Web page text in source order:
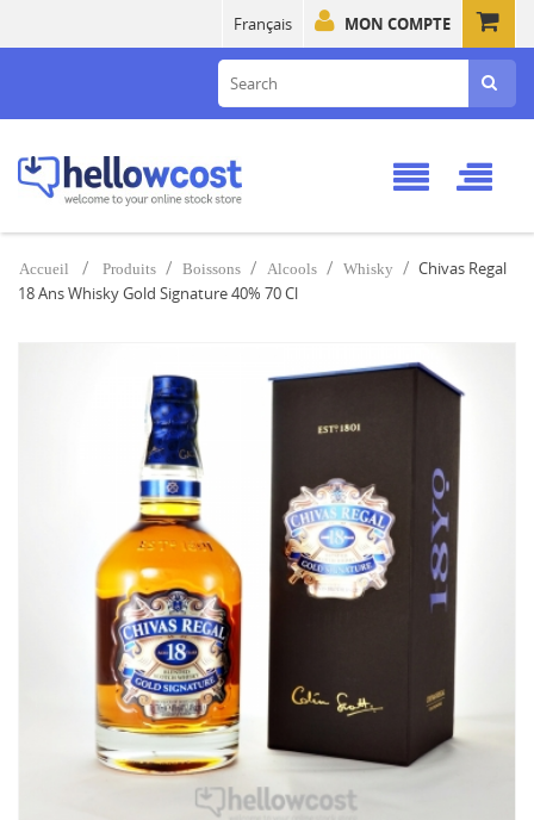
MON COMPTE
Français
Accueil Produits Boissons Alcools Whisky
Chivas Regal
18 Ans Whisky Gold Signature 40% 70 Cl